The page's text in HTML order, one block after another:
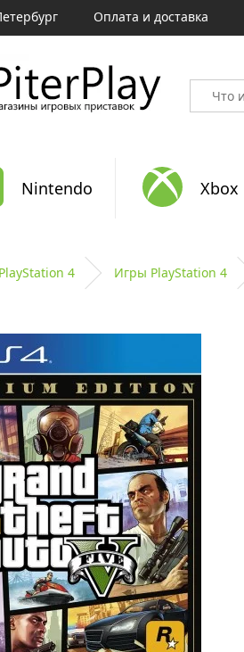
Оплата и доставка
Nintendo Xbox
PlayStation 4 Игры PlayStation 4